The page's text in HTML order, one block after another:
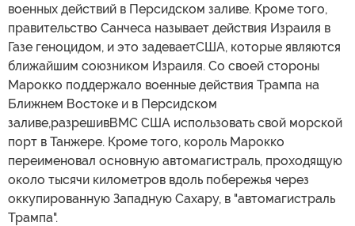
военных действий в Персидском заливе. Кроме того,
правительство Санчеса называет действия Израиля в
Газе геноцидом, и это задеваетСША, которые являются
ближайшим союзником Израиля. Со своей стороны
Марокко поддержало военные действия Трампа на
Ближнем Востоке и в Персидском
заливе,разрешивВМС США использовать свой морской
порт в Танжере. Кроме того, король Марокко
переименовал основную автомагистраль, проходящую
около тысячи километров вдоль побережья через
оккупированную Западную Сахару, в "автомагистраль
Трампа".